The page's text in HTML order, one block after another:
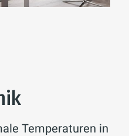
Temperaturen in